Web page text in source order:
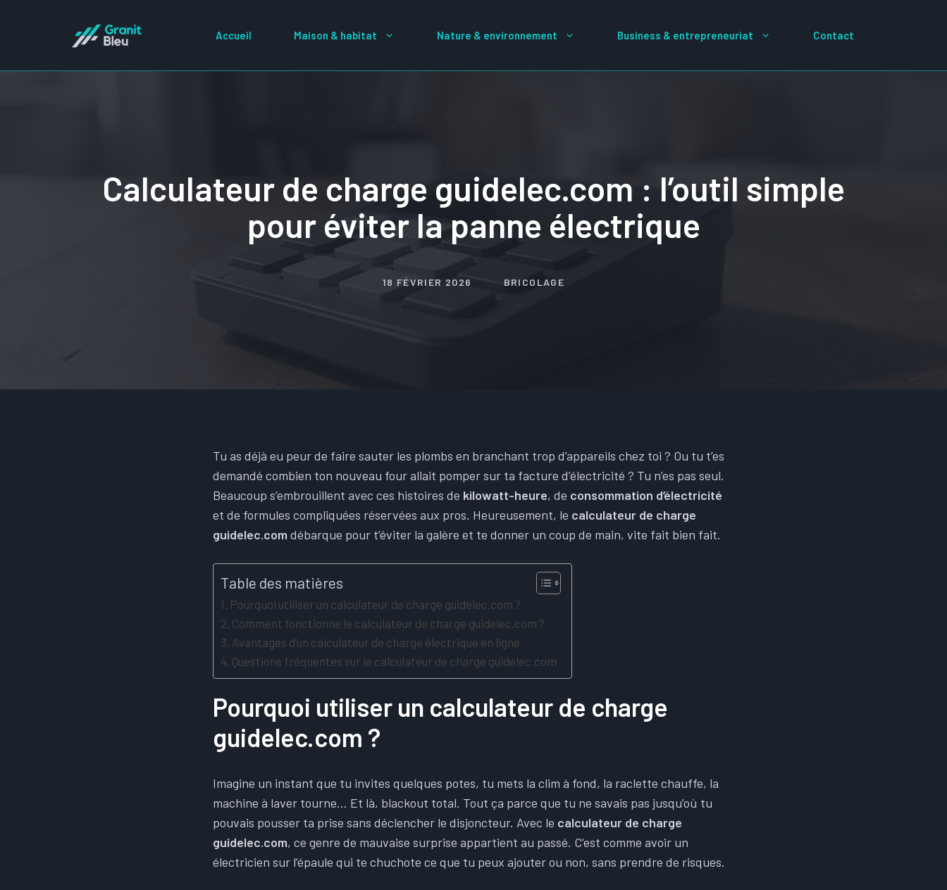
Accueil Maison & habitat Nature & environnement Business & entrepreneuriat Contact
Calculateur de charge guidelec.com : l’outil simple
pour éviter la panne électrique
18 FÉVRIER 2026 BRICOLAGE
Tu as déjà eu peur de faire sauter les plombs en branchant trop d’appareils chez toi ? Ou tu t’es
demandé combien ton nouveau four allait pomper sur ta facture d’électricité ? Tu n’es pas seul.
Beaucoup s’embrouillent avec ces histoires de kilowatt-heure, de consommation d’électricité
et de formules compliquées réservées aux pros. Heureusement, le calculateur de charge
guidelec.com débarque pour t’éviter la galère et te donner un coup de main, vite fait bien fait.
Table des matières
Pourquoi utiliser un calculateur de charge guidelec.com ?
Comment fonctionne le calculateur de charge guidelec.com ?
Avantages d’un calculateur de charge électrique en ligne
Questions fréquentes sur le calculateur de charge guidelec.com
Pourquoi utiliser un calculateur de charge
guidelec.com ?
Imagine un instant que tu invites quelques potes, tu mets la clim à fond, la raclette chauffe, la
machine à laver tourne… Et là, blackout total. Tout ça parce que tu ne savais pas jusqu’où tu
pouvais pousser ta prise sans déclencher le disjoncteur. Avec le calculateur de charge
guidelec.com, ce genre de mauvaise surprise appartient au passé. C’est comme avoir un
électricien sur l’épaule qui te chuchote ce que tu peux ajouter ou non, sans prendre de risques.